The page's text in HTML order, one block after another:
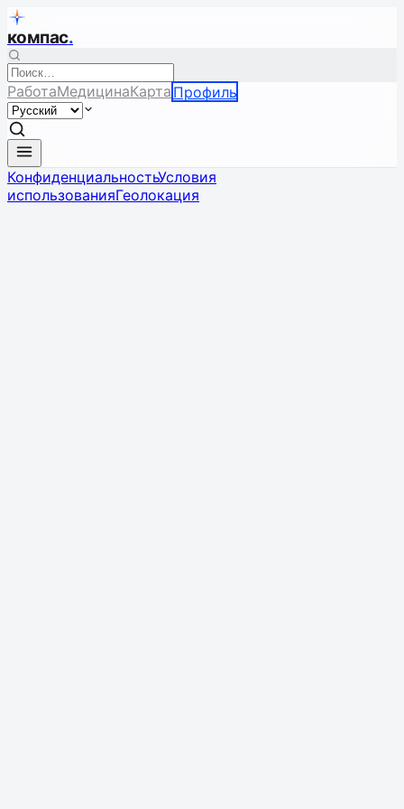
компас.
РаботаМедицинаКарта Профиль
КонфиденциальностьУсловия
использованияГеолокация